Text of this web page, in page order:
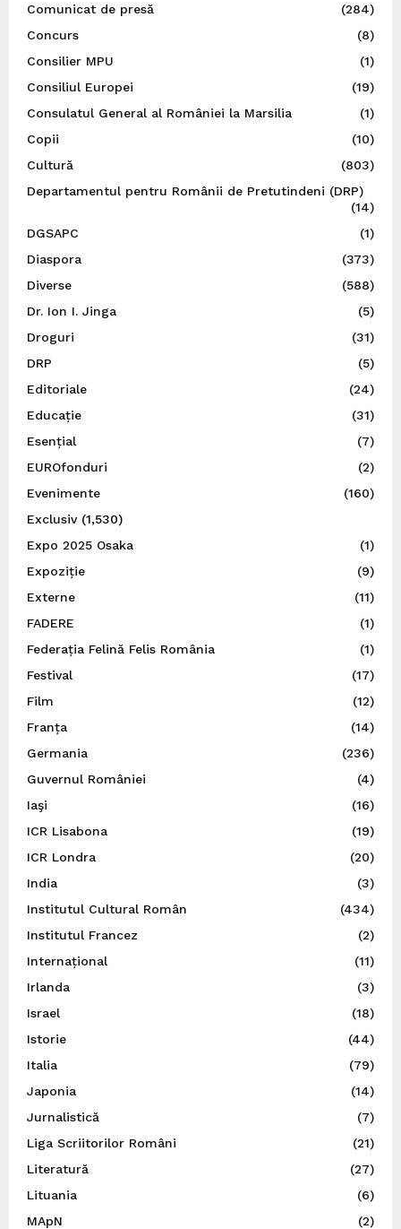
Comunicat de presă
(284)
Concurs
(8)
Consilier MPU
(1)
Consiliul Europei
(19)
Consulatul General al României la Marsilia
(1)
Copii
(10)
Cultură
(803)
Departamentul pentru Românii de Pretutindeni (DRP)
(14)
DGSAPC
(1)
Diaspora
(373)
Diverse
(588)
Dr. Ion I. Jinga
(5)
Droguri
(31)
DRP
(5)
Editoriale
(24)
Educație
(31)
Esențial
(7)
EUROfonduri
(2)
Evenimente
(160)
Exclusiv(1,530)
Expo 2025 Osaka
(1)
Expoziție
(9)
Externe
(11)
FADERE
(1)
Federația Felină Felis România
(1)
Festival
(17)
Film
(12)
Franța
(14)
Germania
(236)
Guvernul României
(4)
Iaşi
(16)
ICR Lisabona
(19)
ICR Londra
(20)
India
(3)
Institutul Cultural Român
(434)
Institutul Francez
(2)
Internațional
(11)
Irlanda
(3)
Israel
(18)
Istorie
(44)
Italia
(79)
Japonia
(14)
Jurnalistică
(7)
Liga Scriitorilor Români
(21)
Literatură
(27)
Lituania
(6)
MApN
(2)